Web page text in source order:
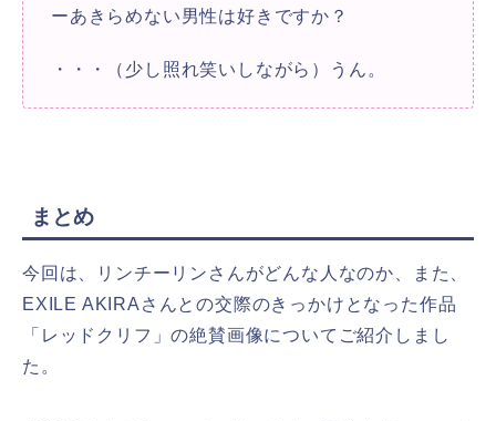
ーあきらめない男性は好きですか？
・・・（少し照れ笑いしながら）うん。
まとめ
今回は、リンチーリンさんがどんな人なのか、また、
EXILE AKIRAさんとの交際のきっかけとなった作品
「レッドクリフ」の絶賛画像についてご紹介しまし
た。